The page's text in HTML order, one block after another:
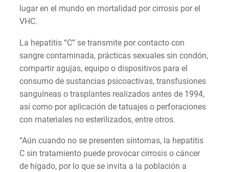
lugar en el mundo en mortalidad por cirrosis por el
VHC.
La hepatitis “C” se transmite por contacto con
sangre contaminada, prácticas sexuales sin condón,
compartir agujas, equipo o dispositivos para el
consumo de sustancias psicoactivas, transfusiones
sanguíneas o trasplantes realizados antes de 1994,
así como por aplicación de tatuajes o perforaciones
con materiales no esterilizados, entre otros.
“Aún cuando no se presenten síntomas, la hepatitis
C sin tratamiento puede provocar cirrosis o cáncer
de hígado, por lo que se invita a la población a